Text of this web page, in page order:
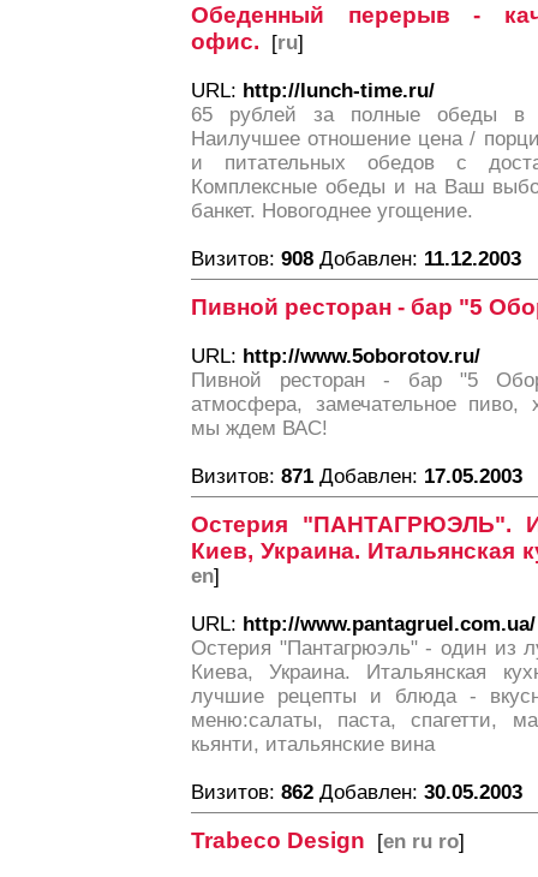
Обеденный перерыв -
офис. [ru]
URL: http://lunch-time.ru/
65 рублей за полные обеды в
Наилучшее отношение цена /
и питательных обедов с
Комплексные обеды и на Ваш
банкет. Новогоднее угощение.
Визитов: 908 Добавлен: 11.12.2003
Пивной ресторан - бар "5
URL: http://www.5oborotov.ru/
Пивной ресторан - бар "5
атмосфера, замечательное
мы ждем ВАС!
Визитов: 871 Добавлен: 17.05.2003
Остерия "ПАНТАГРЮЭЛЬ".
Киев, Украина. Итальянская
en]
URL: http://www.pantagruel.com.ua/
Остерия "Пантагрюэль" - один из
Киева, Украина. Итальянская
лучшие рецепты и блюда -
меню:салаты, паста, спагетти,
кьянти, итальянские вина
Визитов: 862 Добавлен: 30.05.2003
Trabeco Design [en ru ro]